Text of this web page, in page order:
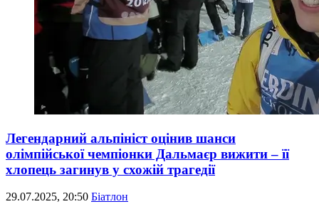
Легендарний альпініст оцінив шанси
олімпійської чемпіонки Дальмаєр вижити – її
хлопець загинув у схожій трагедії
29.07.2025, 20:50 Біатлон